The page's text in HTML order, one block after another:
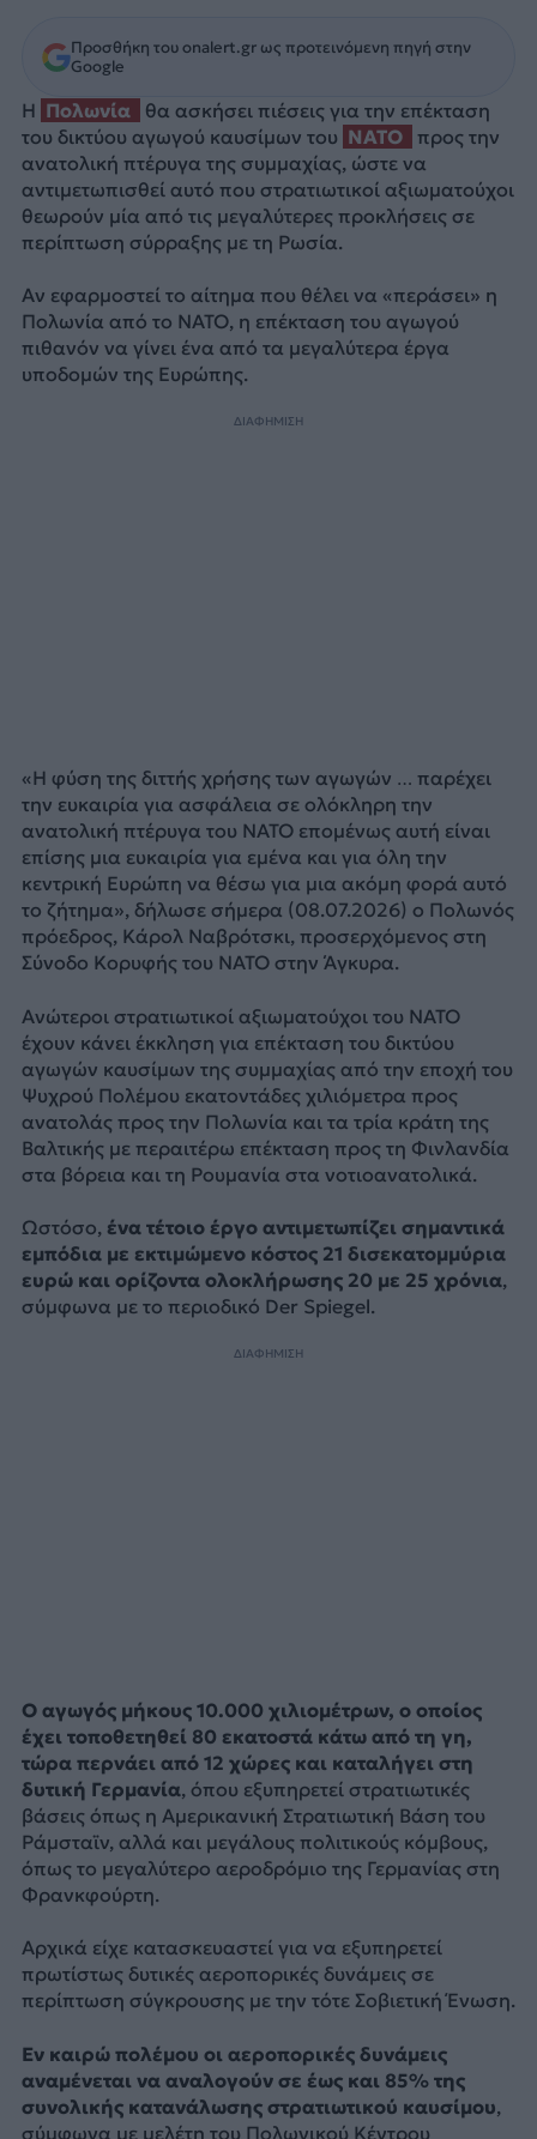
Προσθήκη του onalert.gr ως προτεινόμενη πηγή στην
Google
Η Πολωνία
θα ασκήσει πιέσεις για την επέκταση
του δικτύου αγωγού καυσίμων του NATO προς την
ανατολική πτέρυγα της συμμαχίας, ώστε να
αντιμετωπισθεί αυτό που στρατιωτικοί αξιωματούχοι
θεωρούν μία από τις μεγαλύτερες προκλήσεις σε
περίπτωση σύρραξης με τη Ρωσία.
Αν εφαρμοστεί το αίτημα που θέλει να «περάσει» η
Πολωνία από το NATO, η επέκταση του αγωγού
πιθανόν να γίνει ένα από τα μεγαλύτερα έργα
υποδομών της Ευρώπης.
ΔΙΑΦΗΜΙΣΗ
«Η φύση της διττής χρήσης των αγωγών … παρέχει
την ευκαιρία για ασφάλεια σε ολόκληρη την
ανατολική πτέρυγα του ΝΑΤΟ επομένως αυτή είναι
επίσης μια ευκαιρία για εμένα και για όλη την
κεντρική Ευρώπη να θέσω για μια ακόμη φορά αυτό
το ζήτημα», δήλωσε σήμερα (08.07.2026) ο Πολωνός
πρόεδρος, Κάρολ Ναβρότσκι, προσερχόμενος στη
Σύνοδο Κορυφής του NATO στην Άγκυρα.
Ανώτεροι στρατιωτικοί αξιωματούχοι του NATO
έχουν κάνει έκκληση για επέκταση του δικτύου
αγωγών καυσίμων της συμμαχίας από την εποχή του
Ψυχρού Πολέμου εκατοντάδες χιλιόμετρα προς
ανατολάς προς την Πολωνία και τα τρία κράτη της
Βαλτικής με περαιτέρω επέκταση προς τη Φινλανδία
στα βόρεια και τη Ρουμανία στα νοτιοανατολικά.
Ωστόσο, ένα τέτοιο έργο αντιμετωπίζει σημαντικά
εμπόδια με εκτιμώμενο κόστος 21 δισεκατομμύρια
ευρώ και ορίζοντα ολοκλήρωσης 20 με 25 χρόνια,
σύμφωνα με το περιοδικό Der Spiegel.
ΔΙΑΦΗΜΙΣΗ
Ο αγωγός μήκους 10.000 χιλιομέτρων, o οποίος
έχει τοποθετηθεί 80 εκατοστά κάτω από τη γη,
τώρα περνάει από 12 χώρες και καταλήγει στη
δυτική Γερμανία, όπου εξυπηρετεί στρατιωτικές
βάσεις όπως η Αμερικανική Στρατιωτική Βάση του
Ράμσταϊν, αλλά και μεγάλoυς πολιτικούς κόμβους,
όπως το μεγαλύτερο αεροδρόμιο της Γερμανίας στη
Φρανκφούρτη.
Αρχικά είχε κατασκευαστεί για να εξυπηρετεί
πρωτίστως δυτικές αεροπορικές δυνάμεις σε
περίπτωση σύγκρουσης με την τότε Σοβιετική Ένωση.
Εν καιρώ πολέμου οι αεροπορικές δυνάμεις
αναμένεται να αναλογούν σε έως και 85% της
συνολικής κατανάλωσης στρατιωτικού καυσίμου,
σύμφωνα με μελέτη του Πολωνικού Κέντρου